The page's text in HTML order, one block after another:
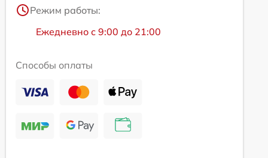
Режим работы:
Ежедневно с 9:00 до 21:00
Способы оплаты